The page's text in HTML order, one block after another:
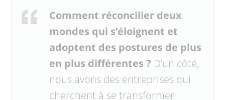
Comment réconcilier deux
mondes qui s’éloignent et
adoptent des postures de plus
en plus différentes ? D’un côté,
nous avons des entreprises qui
cherchent à se transformer